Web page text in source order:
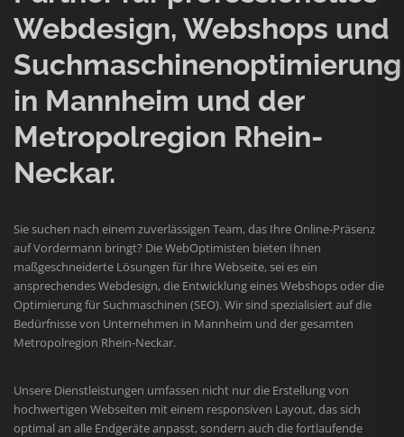
Webdesign, Webshops und
Suchmaschinenoptimierung
in Mannheim und der
Metropolregion Rhein-
Neckar.
Sie suchen nach einem zuverlässigen Team, das Ihre Online-Präsenz
auf Vordermann bringt? Die WebOptimisten bieten Ihnen
maßgeschneiderte Lösungen für Ihre Webseite, sei es ein
ansprechendes Webdesign, die Entwicklung eines Webshops oder die
Optimierung für Suchmaschinen (SEO). Wir sind spezialisiert auf die
Bedürfnisse von Unternehmen in Mannheim und der gesamten
Metropolregion Rhein-Neckar.
Unsere Dienstleistungen umfassen nicht nur die Erstellung von
hochwertigen Webseiten mit einem responsiven Layout, das sich
optimal an alle Endgeräte anpasst, sondern auch die fortlaufende